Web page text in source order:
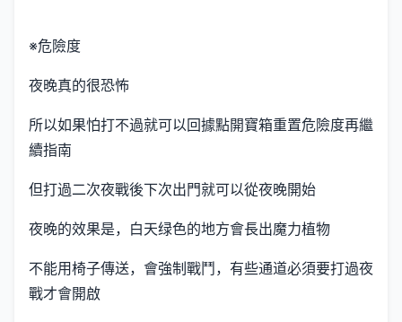
※危險度
夜晚真的很恐怖
所以如果怕打不過就可以回據點開寶箱重置危險度再繼
續指南
但打過二次夜戰後下次出門就可以從夜晚開始
夜晚的效果是，白天绿色的地方會長出魔力植物
不能用椅子傳送，會強制戰鬥，有些通道必須要打過夜
戰才會開啟